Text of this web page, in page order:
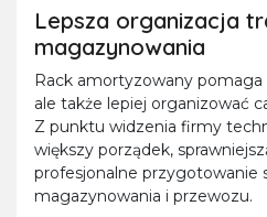
Lepsza organizacja
magazynowania
Rack amortyzowany
ale także lepiej organizować
Z punktu widzenia firmy
większy porządek,
profesjonalne przygotowanie
magazynowania i przewozu.